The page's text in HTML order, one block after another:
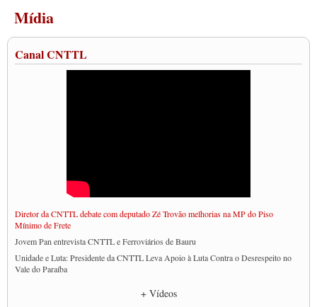
Mídia
Canal CNTTL
Diretor da CNTTL debate com deputado Zé Trovão melhorias na MP do Piso
Mínimo de Frete
Jovem Pan entrevista CNTTL e Ferroviários de Bauru
Unidade e Luta: Presidente da CNTTL Leva Apoio à Luta Contra o Desrespeito no
Vale do Paraíba
+ Vídeos